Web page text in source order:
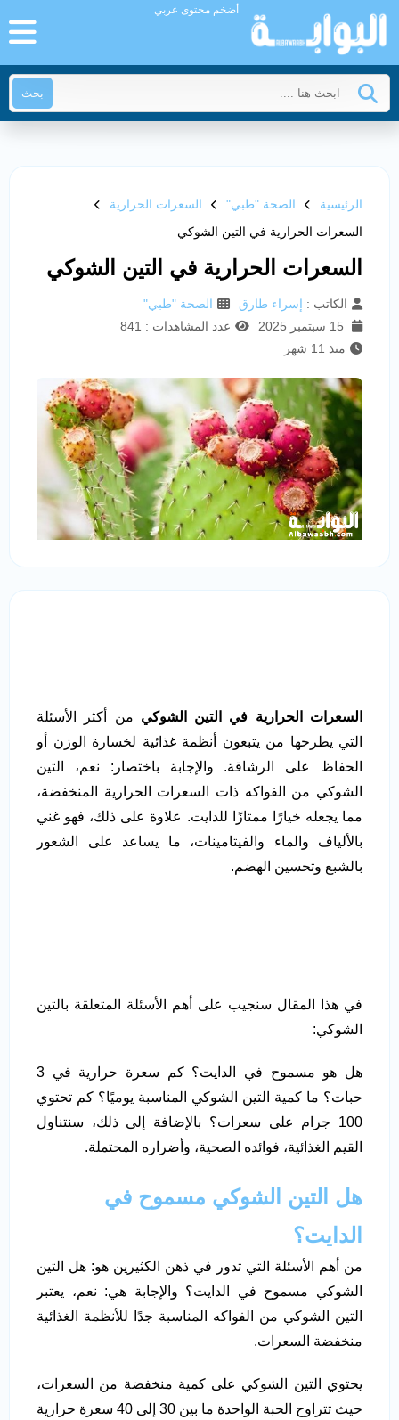
أضخم محتوى عربي
بحث
الرئيسية الصحة "طبي"
السعرات الحرارية
السعرات الحرارية في التين الشوكي
السعرات الحرارية في التين الشوكي
الكاتب : إسراء طارق
الصحة "طبي"
عدد المشاهدات : 841
منذ 11 شهر
السعرات الحرارية في التين الشوكي من أكثر الأسئلة
التي يطرحها من يتبعون أنظمة غذائية لخسارة الوزن أو
الحفاظ على الرشاقة. والإجابة باختصار: نعم، التين
الشوكي من الفواكه ذات السعرات الحرارية المنخفضة،
مما يجعله خيارًا ممتازًا للدايت. علاوة على ذلك، فهو غني
بالألياف والماء والفيتامينات، ما يساعد على الشعور
بالشبع وتحسين الهضم.
في هذا المقال سنجيب على أهم الأسئلة المتعلقة بالتين
الشوكي:
هل هو مسموح في الدايت؟ كم سعرة حرارية في 3
حبات؟ ما كمية التين الشوكي المناسبة يوميًا؟ كم تحتوي
100 جرام على سعرات؟ بالإضافة إلى ذلك، سنتناول
القيم الغذائية، فوائده الصحية، وأضراره المحتملة.
هل التين الشوكي مسموح في
الدايت؟
من أهم الأسئلة التي تدور في ذهن الكثيرين هو: هل التين
الشوكي مسموح في الدايت؟ والإجابة هي: نعم، يعتبر
التين الشوكي من الفواكه المناسبة جدًا للأنظمة الغذائية
منخفضة السعرات.
يحتوي التين الشوكي على كمية منخفضة من السعرات،
حيث تتراوح الحبة الواحدة ما بين 30 إلى 40 سعرة حرارية